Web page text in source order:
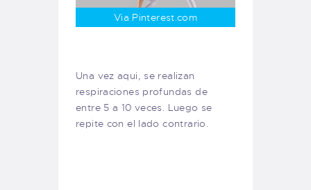
Via Pinterest.com
Una vez aqui, se realizan
respiraciones profundas de
entre 5 a 10 veces. Luego se
repite con el lado contrario.